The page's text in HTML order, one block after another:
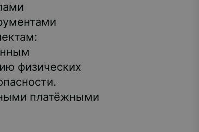
физических
платёжными